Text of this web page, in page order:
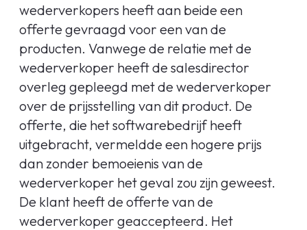
wederverkopers heeft aan beide een
offerte gevraagd voor een van de
producten. Vanwege de relatie met de
wederverkoper heeft de salesdirector
overleg gepleegd met de wederverkoper
over de prijsstelling van dit product. De
offerte, die het softwarebedrijf heeft
uitgebracht, vermeldde een hogere prijs
dan zonder bemoeienis van de
wederverkoper het geval zou zijn geweest.
De klant heeft de offerte van de
wederverkoper geaccepteerd. Het